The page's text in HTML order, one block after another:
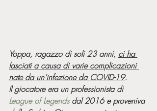
Yoppa, ragazzo di soli 23 anni, ci ha
lasciati a causa di varie complicazioni
nate da un’infezione da COVID-19.
Il giocatore era un professionista di
League of Legends dal 2016 e proveniva